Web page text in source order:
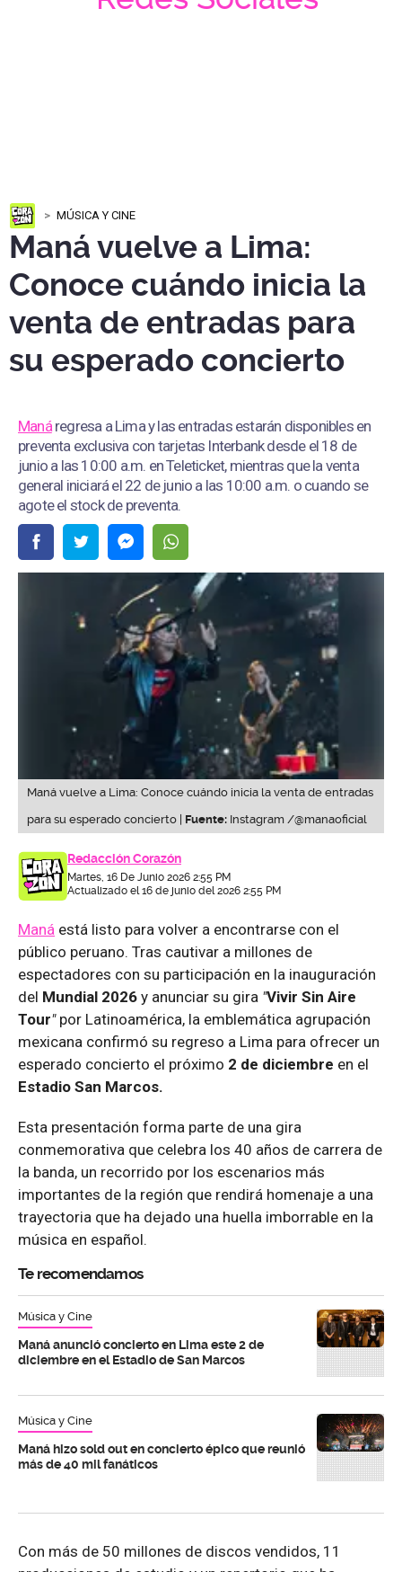
MÚSICA Y CINE
Maná vuelve a Lima:
Conoce cuándo inicia la
venta de entradas para
su esperado concierto
Manáregresa a Lima y las entradas estarán disponibles en
preventa exclusiva con tarjetas Interbank desde el 18 de
junio a las 10:00 a.m. en Teleticket, mientras que la venta
general iniciará el 22 de junio a las 10:00 a.m. o cuando se
agote el stock de preventa.
Maná vuelve a Lima: Conoce cuándo inicia la venta de entradas
para su esperado concierto | Fuente: Instagram /@manaoficial
Redacción Corazón
Martes, 16 De Junio 2026 2:55 PM
Actualizado el 16 de junio del 2026 2:55 PM
Maná está listo para volver a encontrarse con el
público peruano. Tras cautivar a millones de
espectadores con su participación en la inauguración
del Mundial 2026 y anunciar su gira "Vivir Sin Aire
Tour"por Latinoamérica, la emblemática agrupación
mexicana confirmó su regreso a Lima para ofrecer un
esperado concierto el próximo 2 de diciembre en el
Estadio San Marcos.
Esta presentación forma parte de una gira
conmemorativa que celebra los 40 años de carrera de
la banda, un recorrido por los escenarios más
importantes de la región que rendirá homenaje a una
trayectoria que ha dejado una huella imborrable en la
música en español.
Te recomendamos
Música y Cine
Maná anunció concierto en Lima este 2 de
diciembre en el Estadio de San Marcos
Música y Cine
Maná hizo sold out en concierto épico que reunió
más de 40 mil fanáticos
Con más de 50 millones de discos vendidos, 11